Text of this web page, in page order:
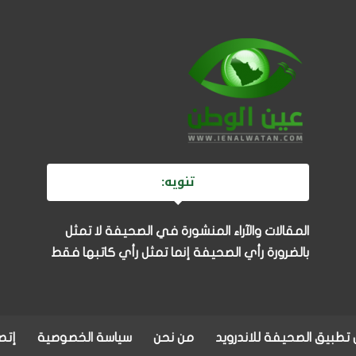
تنويه:
المقالات والآراء المنشورة في الصحيفة لا تمثل
بالضرورة رأي الصحيفة إنما تمثل رأي كاتبها فقط
الصحيفة للاندرويد من نحن سياسة الخصوصية